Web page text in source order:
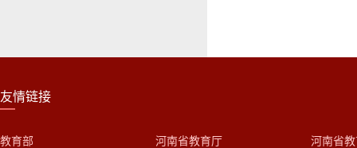
友情链接
教育部 河南省教育厅 河南省